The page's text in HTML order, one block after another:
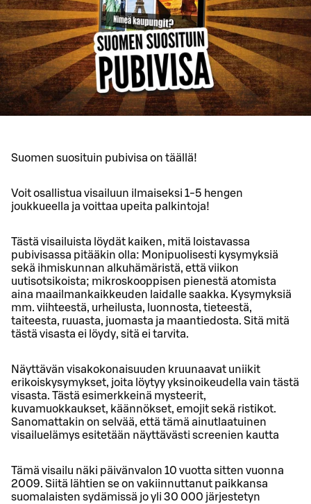
Suomen suosituin pubivisa on täällä!
Voit osallistua visailuun ilmaiseksi 1-5 hengen
joukkueella ja voittaa upeita palkintoja!
Tästä visailuista löydät kaiken, mitä loistavassa
pubivisassa pitääkin olla: Monipuolisesti kysymyksiä
sekä ihmiskunnan alkuhämäristä, että viikon
uutisotsikoista; mikroskooppisen pienestä atomista
aina maailmankaikkeuden laidalle saakka. Kysymyksiä
mm. viihteestä, urheilusta, luonnosta, tieteestä,
taiteesta, ruuasta, juomasta ja maantiedosta. Sitä mitä
tästä visasta ei löydy, sitä ei tarvita.
Näyttävän visakokonaisuuden kruunaavat uniikit
erikoiskysymykset, joita löytyy yksinoikeudella vain tästä
visasta. Tästä esimerkkeinä mysteerit,
kuvamuokkaukset, käännökset, emojit sekä ristikot.
Sanomattakin on selvää, että tämä ainutlaatuinen
visailuelämys esitetään näyttävästi screenien kautta
Tämä visailu näki päivänvalon 10 vuotta sitten vuonna
2009. Siitä lähtien se on vakiinnuttanut paikkansa
suomalaisten sydämissä jo yli 30 000 järjestetyn